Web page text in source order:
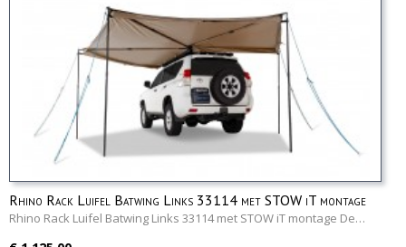
Rhino Rack Luifel Batwing Links 33114 met STOW iT montage
Rhino Rack Luifel Batwing Links 33114 met STOW iT montage De…